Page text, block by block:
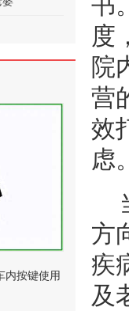
度
院
营
效
虑
方
疾
及
内按键使用